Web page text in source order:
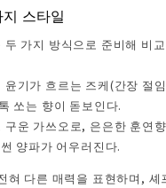
스타일
두 가지 방식으로 준비해 비
윤기가 흐르는 즈케(간장 절
쏘는 향이 돋보인다.
구운 가쓰오로, 은은한 훈연
양파가 어우러진다.
혀 다른 매력을 표현하며, 셰